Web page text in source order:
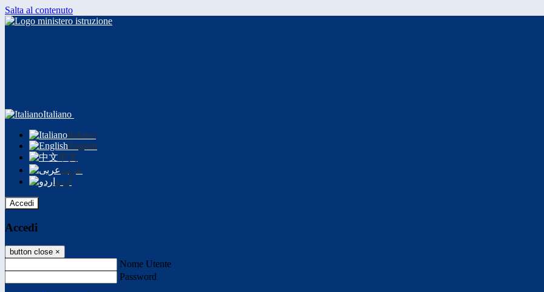
Salta al contenuto
Italiano
Italiano
English
中文
عربى
اردو
Accedi
Accedi
button close ×
Nome Utente
Password